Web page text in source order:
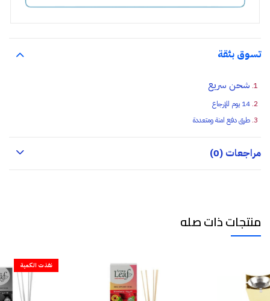
تسوق بثقة
شحن سريع
14 يوم للإرجاع
طرق دفع امنة ومتعددة
مراجعات (0)
منتجات ذات صله
نفذت الكمية